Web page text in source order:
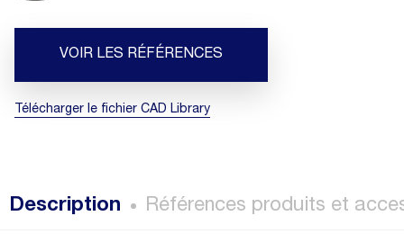
VOIR LES RÉFÉRENCES
Télécharger le fichier CAD Library
Description Références produits et